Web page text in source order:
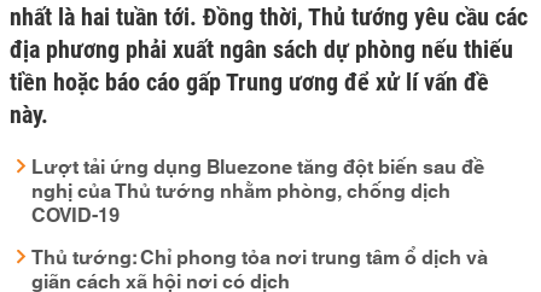
nhất là hai tuần tới. Đồng thời, Thủ tướng yêu cầu các
địa phương phải xuất ngân sách dự phòng nếu thiếu
tiền hoặc báo cáo gấp Trung ương để xử lí vấn đề
này.
Lượt tải ứng dụng Bluezone tăng đột biến sau đề
nghị của Thủ tướng nhằm phòng, chống dịch
COVID-19
Thủ tướng: Chỉ phong tỏa nơi trung tâm ổ dịch và
giãn cách xã hội nơi có dịch